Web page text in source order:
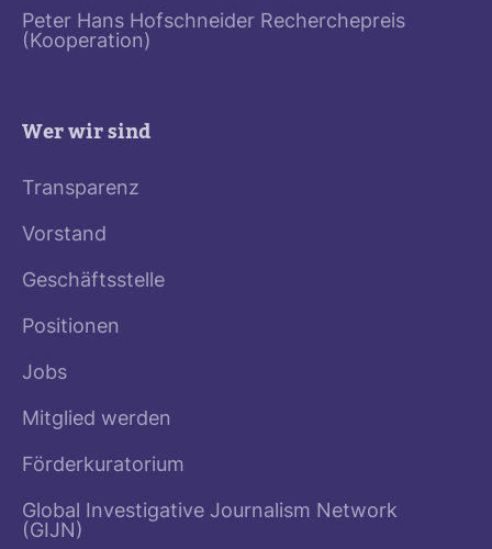
Peter Hans Hofschneider Recherchepreis
(Kooperation)
Wer wir sind
Transparenz
Vorstand
Geschäftsstelle
Positionen
Jobs
Mitglied werden
Förderkuratorium
Global Investigative Journalism Network
(GIJN)